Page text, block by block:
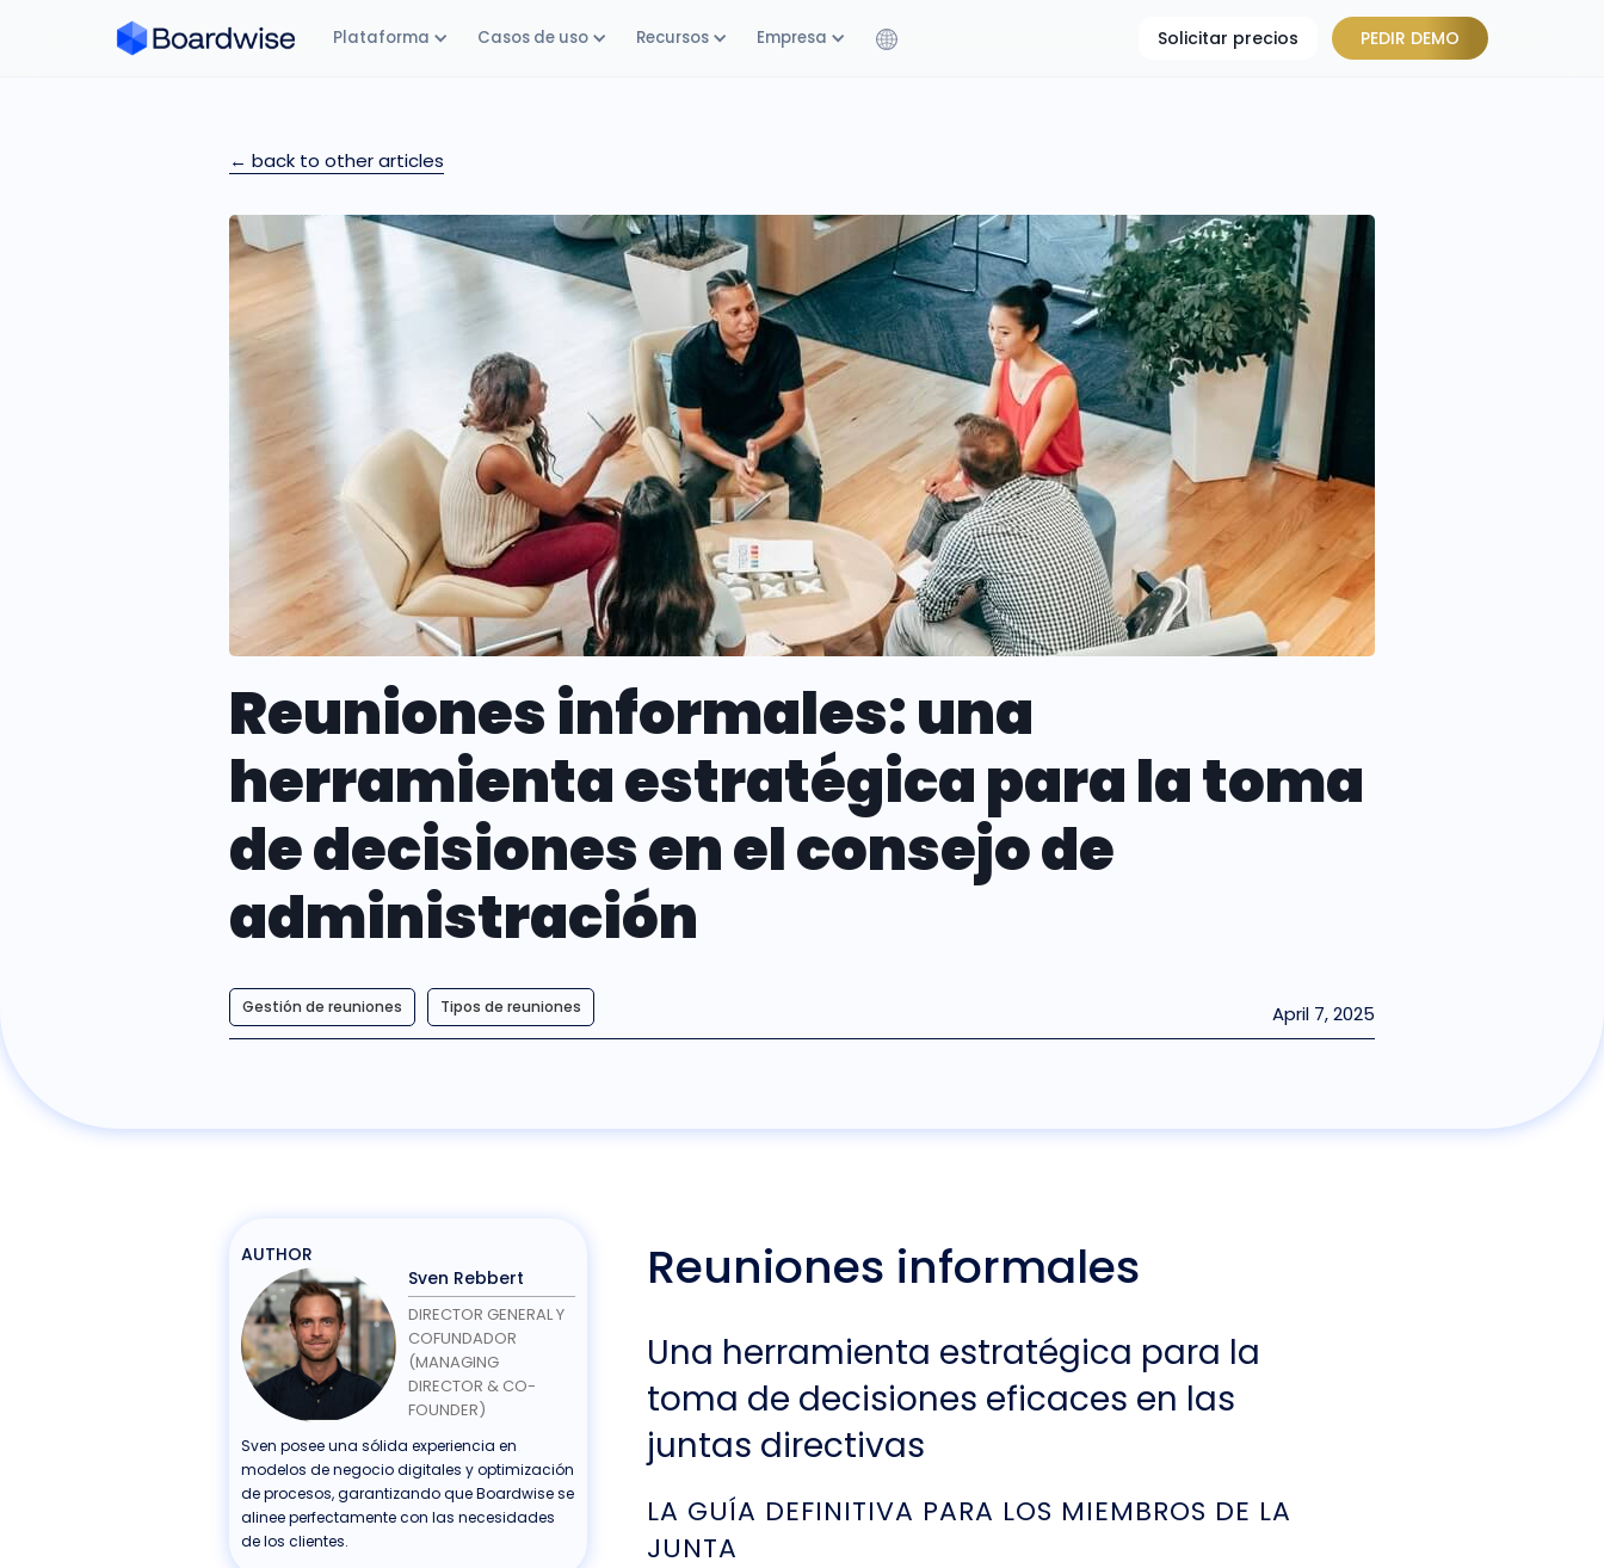
Plataforma Casos de uso Recursos Empresa Solicitar precios PEDIR DEMO
← back to other articles
Reuniones informales: una
herramienta estratégica para la toma
de decisiones en el consejo de
administración
Gestión de reuniones Tipos de reuniones April 7, 2025
AUTHOR
Sven Rebbert
DIRECTOR GENERAL Y
COFUNDADOR
(MANAGING
DIRECTOR & CO-
FOUNDER)
Sven posee una sólida experiencia en
modelos de negocio digitales y optimización
de procesos, garantizando que Boardwise se
alinee perfectamente con las necesidades
de los clientes.
Reuniones informales
Una herramienta estratégica para la
toma de decisiones eficaces en las
juntas directivas
LA GUÍA DEFINITIVA PARA LOS MIEMBROS DE LA
JUNTA